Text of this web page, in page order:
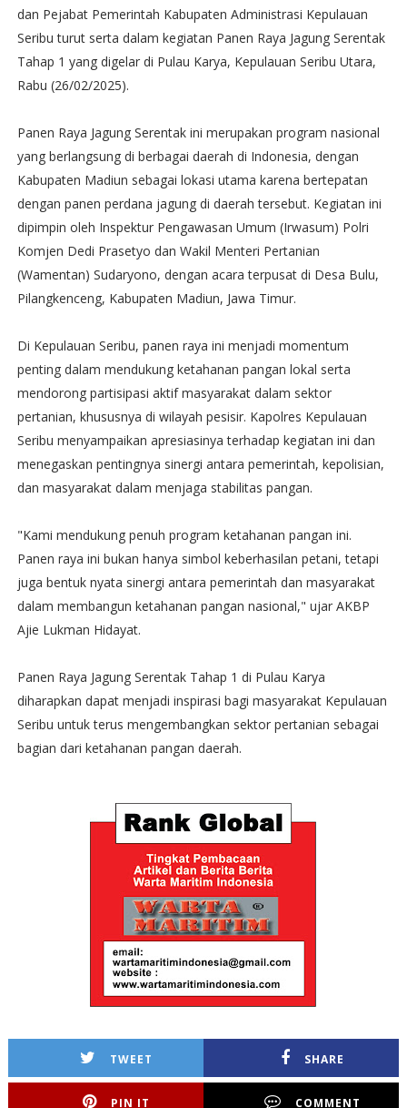
dan Pejabat Pemerintah Kabupaten Administrasi Kepulauan
Seribu turut serta dalam kegiatan Panen Raya Jagung Serentak
Tahap 1 yang digelar di Pulau Karya, Kepulauan Seribu Utara,
Rabu (26/02/2025).
Panen Raya Jagung Serentak ini merupakan program nasional
yang berlangsung di berbagai daerah di Indonesia, dengan
Kabupaten Madiun sebagai lokasi utama karena bertepatan
dengan panen perdana jagung di daerah tersebut. Kegiatan ini
dipimpin oleh Inspektur Pengawasan Umum (Irwasum) Polri
Komjen Dedi Prasetyo dan Wakil Menteri Pertanian
(Wamentan) Sudaryono, dengan acara terpusat di Desa Bulu,
Pilangkenceng, Kabupaten Madiun, Jawa Timur.
Di Kepulauan Seribu, panen raya ini menjadi momentum
penting dalam mendukung ketahanan pangan lokal serta
mendorong partisipasi aktif masyarakat dalam sektor
pertanian, khususnya di wilayah pesisir. Kapolres Kepulauan
Seribu menyampaikan apresiasinya terhadap kegiatan ini dan
menegaskan pentingnya sinergi antara pemerintah, kepolisian,
dan masyarakat dalam menjaga stabilitas pangan.
"Kami mendukung penuh program ketahanan pangan ini.
Panen raya ini bukan hanya simbol keberhasilan petani, tetapi
juga bentuk nyata sinergi antara pemerintah dan masyarakat
dalam membangun ketahanan pangan nasional," ujar AKBP
Ajie Lukman Hidayat.
Panen Raya Jagung Serentak Tahap 1 di Pulau Karya
diharapkan dapat menjadi inspirasi bagi masyarakat Kepulauan
Seribu untuk terus mengembangkan sektor pertanian sebagai
bagian dari ketahanan pangan daerah.
TWEET SHARE
PIN IT COMMENT